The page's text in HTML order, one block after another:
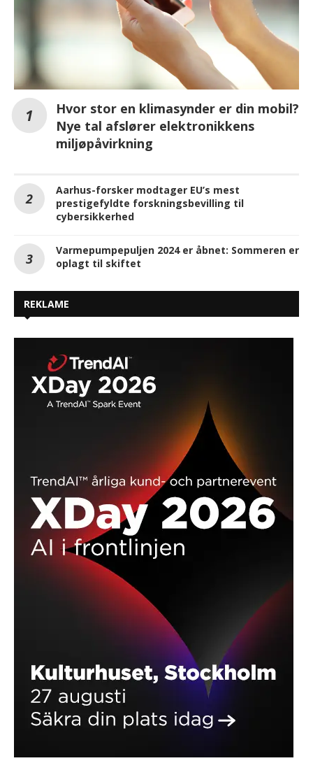
Hvor stor en klimasynder er din mobil?
Nye tal afslører elektronikkens
miljøpåvirkning
Aarhus-forsker modtager EU’s mest
prestigefyldte forskningsbevilling til
cybersikkerhed
Varmepumpepuljen 2024 er åbnet: Sommeren er
oplagt til skiftet
REKLAME